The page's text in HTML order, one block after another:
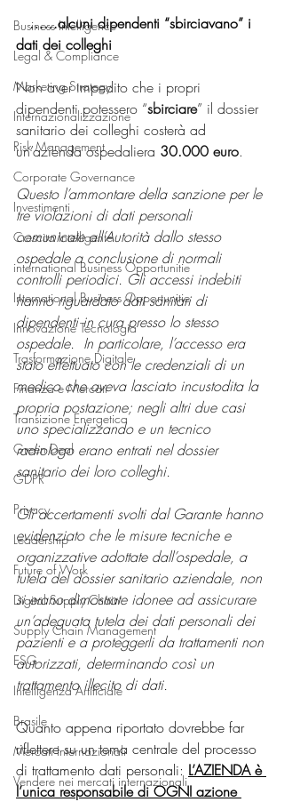
Business Intelligence
Legal & Compliance
Marketing Strategy
Internazionalizzazione
Risk Management
Corporate Governance
Investimenti
Crescita Intelligente
international Business Opportunitie
International Business Opportunitie
Innovazione Tecnologia
Trasformazione Digitale
Finanza e Mercati
Transizione Energetica
Green Deal
GDPR
Privacy
Leadership
Future of Work
Digital Supply Chain
Supply Chain Management
ESG
Intelligenza Artificiale
Brasile
Mercati Internazionali
Vendere nei mercati internazionali
   ……alcuni dipendenti “sbirciavano” i
dati dei colleghi
Non aver impedito che i propri
dipendenti potessero “sbirciare” il dossier
sanitario dei colleghi costerà ad
un’azienda ospedaliera 30.000 euro.
Questo l’ammontare della sanzione per le
tre violazioni di dati personali
comunicate all’Autorità dallo stesso
ospedale a conclusione di normali
controlli periodici. Gli accessi indebiti
hanno riguardato dati sanitari di
dipendenti in cura presso lo stesso
ospedale.  In particolare, l’accesso era
stato effettuato con le credenziali di un
medico che aveva lasciato incustodita la
propria postazione; negli altri due casi
uno specializzando e un tecnico
radiologo erano entrati nel dossier
sanitario dei loro colleghi.
Gli accertamenti svolti dal Garante hanno
evidenziato che le misure tecniche e
organizzative adottate dall’ospedale, a
tutela del dossier sanitario aziendale, non
si erano dimostrate idonee ad assicurare
un’adeguata tutela dei dati personali dei
pazienti e a proteggerli da trattamenti non
autorizzati, determinando così un
trattamento illecito di dati.
Quanto appena riportato dovrebbe far
riflettere su un tema centrale del processo
di trattamento dati personali: L’AZIENDA è
l’unica responsabile di OGNI azione